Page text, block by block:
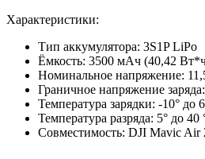
Характеристики:
Тип аккумулятора: 3S1P LiPo
Ёмкость: 3500 мАч (40,42
Номинальное напряжение:
Граничное напряжение
Температура зарядки: -10° до
Температура разряда: 5° до 40
Совместимость: DJI Mavic Air